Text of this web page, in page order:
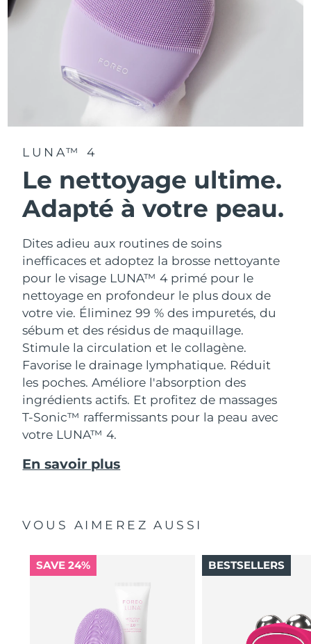
LUNA™ 4
Le nettoyage ultime.
Adapté à votre peau.
Dites adieu aux routines de soins
inefficaces et adoptez la brosse nettoyante
pour le visage LUNA™ 4 primé pour le
nettoyage en profondeur le plus doux de
votre vie. Éliminez 99 % des impuretés, du
sébum et des résidus de maquillage.
Stimule la circulation et le collagène.
Favorise le drainage lymphatique. Réduit
les poches. Améliore l'absorption des
ingrédients actifs. Et profitez de massages
T-Sonic™ raffermissants pour la peau avec
votre LUNA™ 4.
En savoir plus
VOUS AIMEREZ AUSSI
SAVE 24% BESTSELLERS